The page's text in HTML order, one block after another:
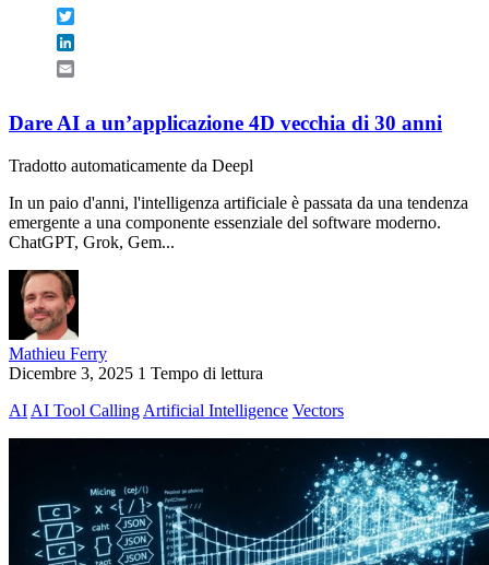
Dare AI a un’applicazione 4D vecchia di 30 anni
Tradotto automaticamente da Deepl
In un paio d'anni, l'intelligenza artificiale è passata da una tendenza
emergente a una componente essenziale del software moderno.
ChatGPT, Grok, Gem...
Mathieu Ferry
Dicembre 3, 2025 1 Tempo di lettura
AI AI Tool Calling Artificial Intelligence Vectors